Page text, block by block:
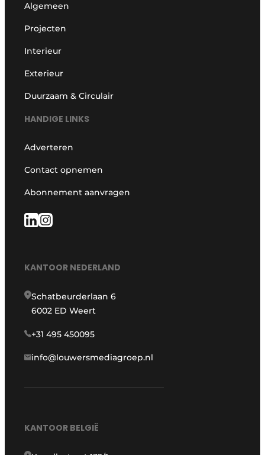
Algemeen
Projecten
Interieur
Exterieur
Duurzaam & Circulair
HANDIGE LINKS
Adverteren
Contact opnemen
Abonnement aanvragen
KANTOOR NEDERLAND
Schatbeurderlaan 6
6002 ED Weert
+31 495 450095
info@louwersmediagroep.nl
KANTOOR BELGIË